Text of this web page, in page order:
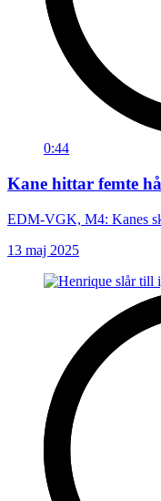
0:44
Kane hittar femte
EDM-VGK, M4: Kanes
13 maj 2025